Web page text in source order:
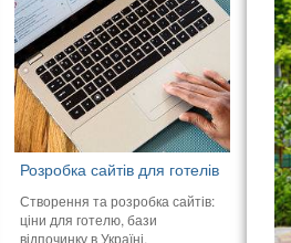
Розробка сайтів для готелів
Створення та розробка сайтів:
ціни для готелю, бази
відпочинку в Україні,